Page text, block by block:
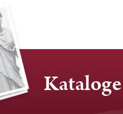
Kataloge